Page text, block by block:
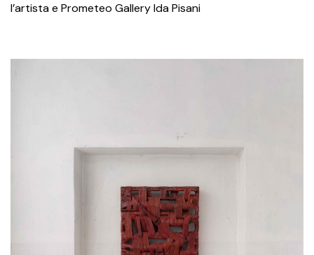
l’artista e Prometeo Gallery Ida Pisani